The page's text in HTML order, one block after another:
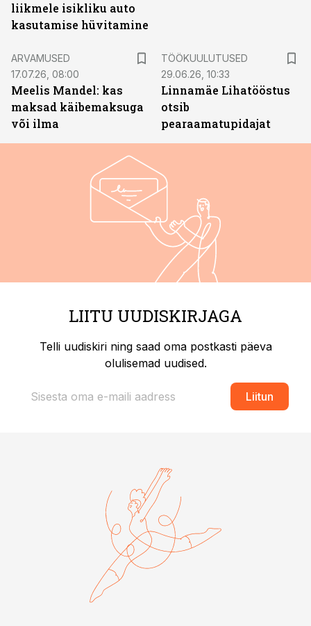
liikmele isikliku auto
kasutamise hüvitamine
ARVAMUSED
17.07.26, 08:00
Meelis Mandel: kas
maksad käibemaksuga
või ilma
TÖÖKUULUTUSED
29.06.26, 10:33
Linnamäe Lihatööstus
otsib
pearaamatupidajat
LIITU UUDISKIRJAGA
Telli uudiskiri ning saad oma postkasti päeva
olulisemad uudised.
Liitun